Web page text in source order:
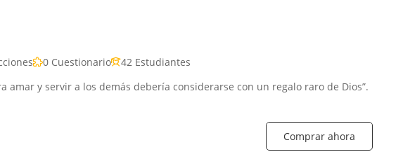
0 Cuestionario
42 Estudiantes
amar y servir a los demás debería considerarse con un regalo raro de Dios”.
Comprar ahora